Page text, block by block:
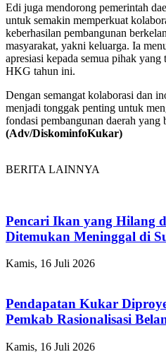
Edi juga mendorong pemerintah
untuk semakin memperkuat
keberhasilan pembangunan
masyarakat, yakni keluarga. Ia
apresiasi kepada semua pihak
HKG tahun ini.
Dengan semangat kolaborasi dan
menjadi tonggak penting untuk
fondasi pembangunan daerah
(Adv/DiskominfoKukar)
BERITA LAINNYA
Pencari Ikan yang Hilang
Ditemukan Meninggal di
Kamis, 16 Juli 2026
Pendapatan Kukar
Pemkab Rasionalisasi
Kamis, 16 Juli 2026